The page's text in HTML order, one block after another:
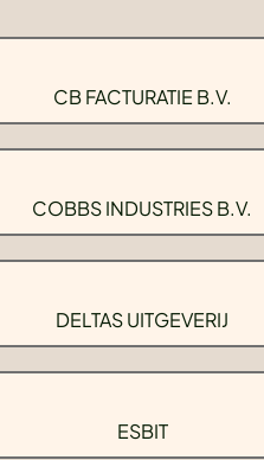
CB FACTURATIE B.V.
COBBS INDUSTRIES B.V.
DELTAS UITGEVERIJ
ESBIT